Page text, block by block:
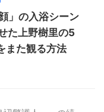
」の入浴シーン
た上野樹里の5
また観る方法